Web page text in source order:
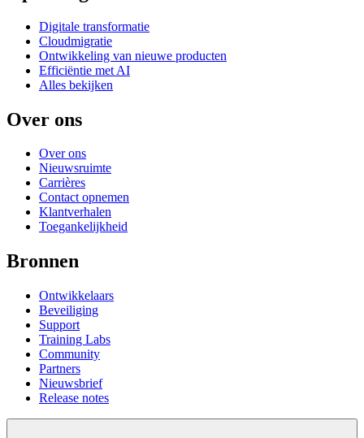
Digitale transformatie
Cloudmigratie
Ontwikkeling van nieuwe producten
Efficiëntie met AI
Alles bekijken
Over ons
Over ons
Nieuwsruimte
Carrières
Contact opnemen
Klantverhalen
Toegankelijkheid
Bronnen
Ontwikkelaars
Beveiliging
Support
Training Labs
Community
Partners
Nieuwsbrief
Release notes